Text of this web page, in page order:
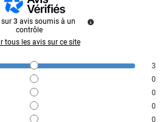
sur 3 avis soumis à un
contrôle
tous les avis sur ce site
3
0
0
0
0